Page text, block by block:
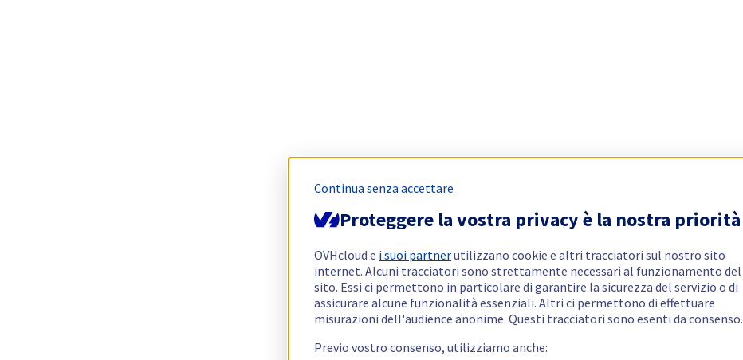
Continua senza accettare
Proteggere la vostra privacy è la nostra priorità
OVHcloud e i suoi partnerutilizzano cookie e altri tracciatori sul nostro sito
internet. Alcuni tracciatori sono strettamente necessari al funzionamento del
sito. Essi ci permettono in particolare di garantire la sicurezza del servizio o di
assicurare alcune funzionalità essenziali. Altri ci permettono di effettuare
misurazioni dell'audience anonime. Questi tracciatori sono esenti da consenso.
Previo vostro consenso, utilizziamo anche: